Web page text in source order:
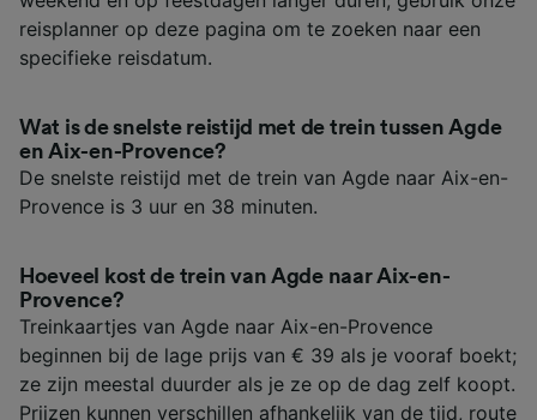
reisplanner op deze pagina om te zoeken naar een
specifieke reisdatum.
Wat is de snelste reistijd met de trein tussen Agde
en Aix-en-Provence?
De snelste reistijd met de trein van Agde naar Aix-en-
Provence is 3 uur en 38 minuten.
Hoeveel kost de trein van Agde naar Aix-en-
Provence?
Treinkaartjes van Agde naar Aix-en-Provence
beginnen bij de lage prijs van € 39 als je vooraf boekt;
ze zijn meestal duurder als je ze op de dag zelf koopt.
Prijzen kunnen verschillen afhankelijk van de tijd, route